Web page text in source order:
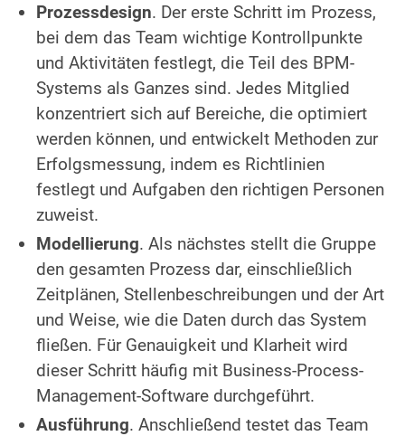
Prozessdesign. Der erste Schritt im Prozess,
bei dem das Team wichtige Kontrollpunkte
und Aktivitäten festlegt, die Teil des BPM-
Systems als Ganzes sind. Jedes Mitglied
konzentriert sich auf Bereiche, die optimiert
werden können, und entwickelt Methoden zur
Erfolgsmessung, indem es Richtlinien
festlegt und Aufgaben den richtigen Personen
zuweist.
Modellierung. Als nächstes stellt die Gruppe
den gesamten Prozess dar, einschließlich
Zeitplänen, Stellenbeschreibungen und der Art
und Weise, wie die Daten durch das System
fließen. Für Genauigkeit und Klarheit wird
dieser Schritt häufig mit Business-Process-
Management-Software durchgeführt.
Ausführung. Anschließend testet das Team